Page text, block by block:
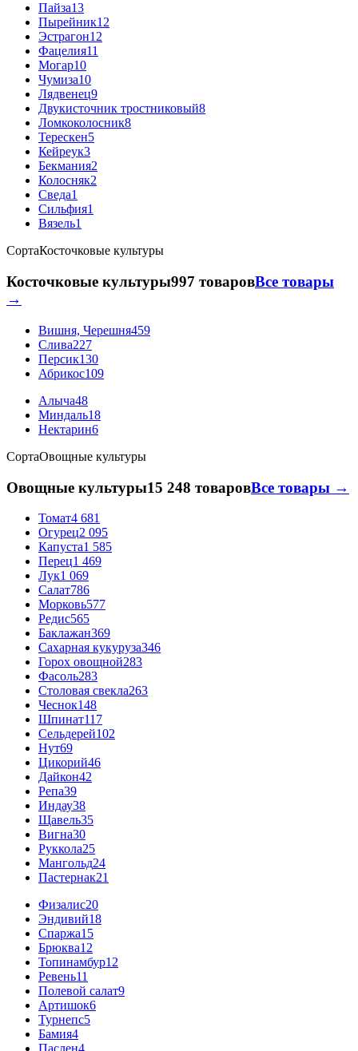
Пайза13
Пырейник12
Эстрагон12
Фацелия11
Могар10
Чумиза10
Лядвенец9
Двукисточник тростниковый8
Ломкоколосник8
Терескен5
Кейреук3
Бекмания2
Колосняк2
Сведа1
Сильфия1
Вязель1
СортаКосточковые культуры
Косточковые культуры997 товаровВсе товары
→
Вишня, Черешня459
Слива227
Персик130
Абрикос109
Алыча48
Миндаль18
Нектарин6
СортаОвощные культуры
Овощные культуры15 248 товаровВсе товары →
Томат4 681
Огурец2 095
Капуста1 585
Перец1 469
Лук1 069
Салат786
Морковь577
Редис565
Баклажан369
Сахарная кукуруза346
Горох овощной283
Фасоль283
Столовая свекла263
Чеснок148
Шпинат117
Сельдерей102
Нут69
Цикорий46
Дайкон42
Репа39
Индау38
Щавель35
Вигна30
Руккола25
Мангольд24
Пастернак21
Физалис20
Эндивий18
Спаржа15
Брюква12
Топинамбур12
Ревень11
Полевой салат9
Артишок6
Турнепс5
Бамия4